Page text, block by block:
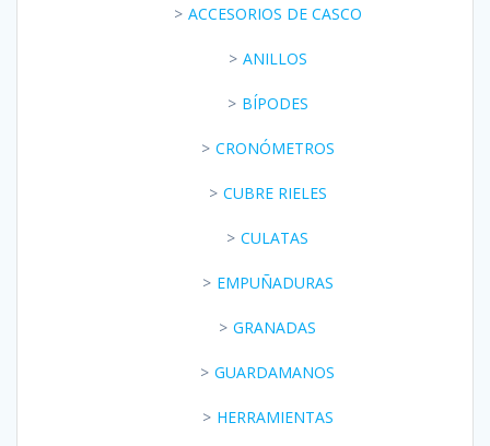
ACCESORIOS DE CASCO
ANILLOS
BÍPODES
CRONÓMETROS
CUBRE RIELES
CULATAS
EMPUÑADURAS
GRANADAS
GUARDAMANOS
HERRAMIENTAS